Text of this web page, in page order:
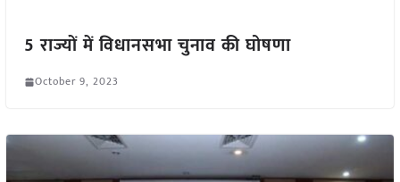
5 राज्यों में विधानसभा चुनाव की घोषणा
October 9, 2023